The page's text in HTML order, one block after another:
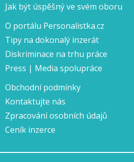
Jak být úspěšný ve svém oboru
O portálu Personalistka.cz
Tipy na dokonalý inzerát
Diskriminace na trhu práce
Press | Media spolupráce
Obchodní podmínky
Kontaktujte nás
Zpracování osobních údajů
Ceník inzerce